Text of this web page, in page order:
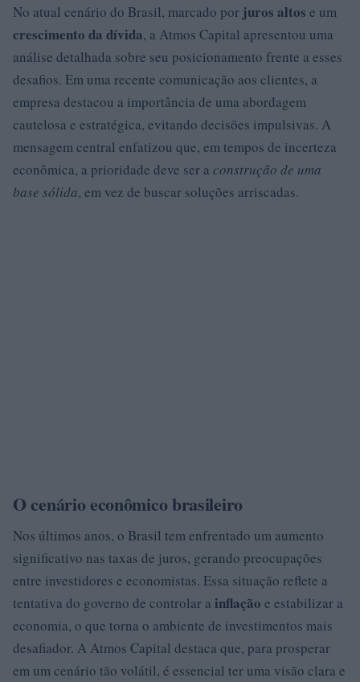
No atual cenário do Brasil, marcado por juros altos e um
crescimento da dívida, a Atmos Capital apresentou uma
análise detalhada sobre seu posicionamento frente a esses
desafios. Em uma recente comunicação aos clientes, a
empresa destacou a importância de uma abordagem
cautelosa e estratégica, evitando decisões impulsivas. A
mensagem central enfatizou que, em tempos de incerteza
econômica, a prioridade deve ser a construção de uma
base sólida, em vez de buscar soluções arriscadas.
O cenário econômico brasileiro
Nos últimos anos, o Brasil tem enfrentado um aumento
significativo nas taxas de juros, gerando preocupações
entre investidores e economistas. Essa situação reflete a
tentativa do governo de controlar a inflação e estabilizar a
economia, o que torna o ambiente de investimentos mais
desafiador. A Atmos Capital destaca que, para prosperar
em um cenário tão volátil, é essencial ter uma visão clara e